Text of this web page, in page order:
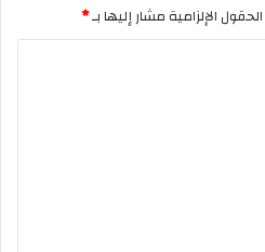
الحقول الإلزامية مشار إليها بـ*